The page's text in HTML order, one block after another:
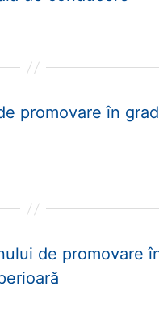
promovare în
de promovare